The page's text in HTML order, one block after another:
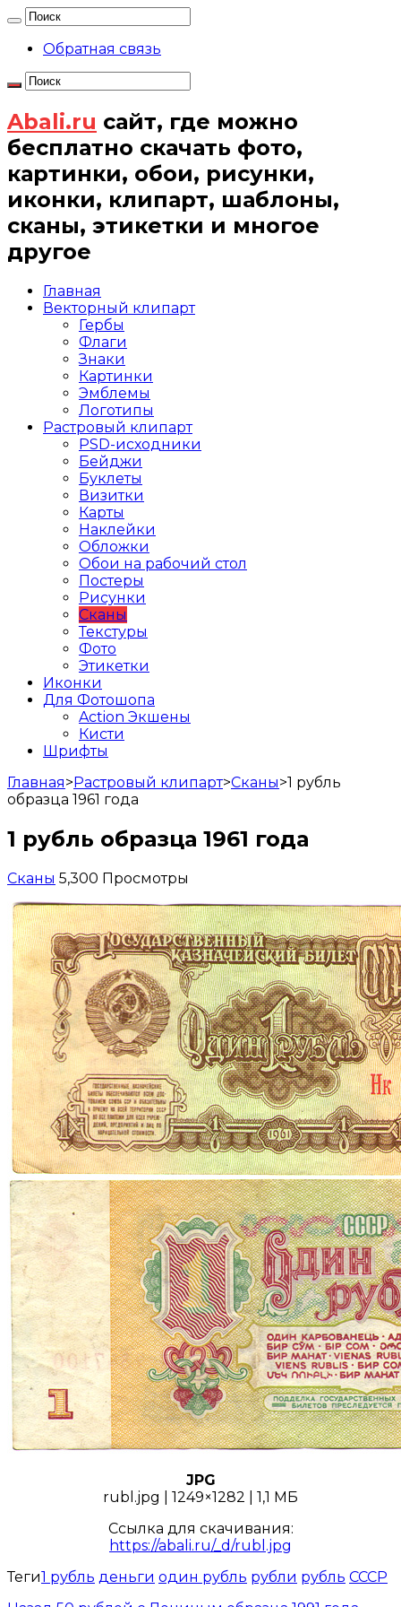
Обратная связь
Abali.ru сайт, где можно
бесплатно скачать фото,
картинки, обои, рисунки,
иконки, клипарт, шаблоны,
сканы, этикетки и многое
другое
Главная
Векторный клипарт
Гербы
Флаги
Знаки
Картинки
Эмблемы
Логотипы
Растровый клипарт
PSD-исходники
Бейджи
Буклеты
Визитки
Карты
Наклейки
Обложки
Обои на рабочий стол
Постеры
Рисунки
Сканы
Текстуры
Фото
Этикетки
Иконки
Для Фотошопа
Action Экшены
Кисти
Шрифты
Главная>Растровый клипарт>Сканы>1 рубль
образца 1961 года
1 рубль образца 1961 года
Сканы 5,300 Просмотры
JPG
rubl.jpg | 1249×1282 | 1,1 МБ
Ссылка для скачивания:
https://abali.ru/_d/rubl.jpg
Теги1 рубль деньги один рубль рубли рубль СССР